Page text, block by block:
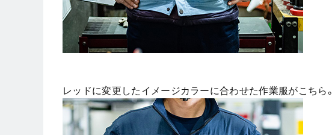
レッドに変更したイメージカラーに合わせた作業服がこちら。